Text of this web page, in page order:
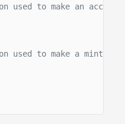
used to make an
used to make a mint